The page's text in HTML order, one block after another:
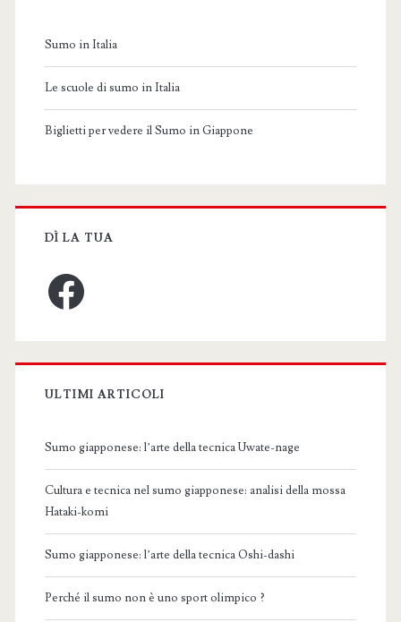
Sumo in Italia
Le scuole di sumo in Italia
Biglietti per vedere il Sumo in Giappone
DÌ LA TUA
Facebook
ULTIMI ARTICOLI
Sumo giapponese: l’arte della tecnica Uwate-nage
Cultura e tecnica nel sumo giapponese: analisi della mossa
Hataki-komi
Sumo giapponese: l’arte della tecnica Oshi-dashi
Perché il sumo non è uno sport olimpico ?